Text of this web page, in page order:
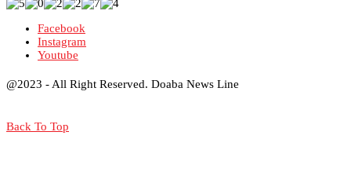
Facebook
Instagram
Youtube
@2023 - All Right Reserved. Doaba News Line
Back To Top